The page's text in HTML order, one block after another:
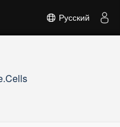
Русский